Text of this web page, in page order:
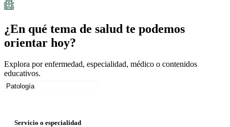
¿En qué tema de salud te podemos
orientar hoy?
Explora por enfermedad, especialidad, médico o contenidos
educativos.
Servicio o especialidad